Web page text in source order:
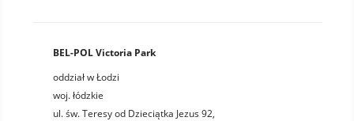
BEL-POL Victoria Park
oddział w Łodzi
woj. łódzkie
ul. św. Teresy od Dzieciątka Jezus 92,